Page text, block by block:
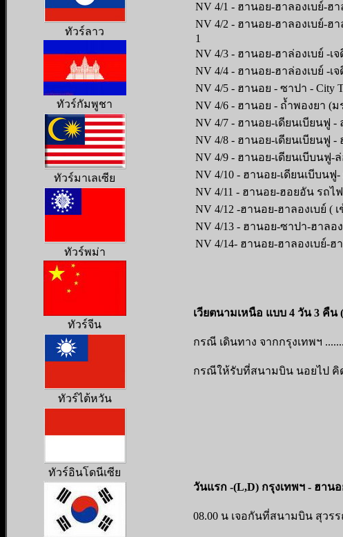
ทัวร์ลาว
ทัวร์กัมพูชา
ทัวร์มาเลเซีย
ทัวร์พม่า
ทัวร์จีน
ทัวร์ไต้หวัน
ทัวร์อินโดนีเซีย
NV 4/1 - ฮานอย-ฮาลองเบย์-ฮ
NV 4/2 - ฮานอย-ฮาลองเบย์-ฮ
1
NV 4/3 - ฮานอย-ฮาล่องเบย์ -เ
NV 4/4 - ฮานอย-ฮาล่องเบย์ -เ
NV 4/5 - ฮานอย - ซาปา - City
NV 4/6 - ฮานอย - ถ้ำพองยา (ม
NV 4/7 - ฮานอย-เดียนเบียนฟู -
NV 4/8 - ฮานอย-เดียนเบียนฟู -
NV 4/9 - ฮานอย-เดียนเบีบนฟู-
NV 4/10 - ฮานอย-เดียนเบีบนฟู
NV 4/11 - ฮานอย-ฮอยอัน รถไ
NV 4/12 -ฮานอย-ฮาลองเบย์ (
NV 4/13 - ฮานอย-ซาปา-ฮาล
NV 4/14- ฮานอย-ฮาลองเบย์-ฮ
เวียตนามเหนือ แบบ 4 วัน 3 คืน
กรณี เดินทาง จากกรุงเทพฯ
กรณีให้รับที่สนามบิน นอยไป คิ
วันแรก -(L,D) กรุงเทพฯ - ฮาน
08.00 น เจอกันที่สนามบิน สุวร